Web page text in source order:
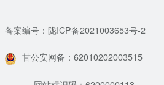
备案编号：陇ICP备2021003653号-2
甘公安网备：62010202003515